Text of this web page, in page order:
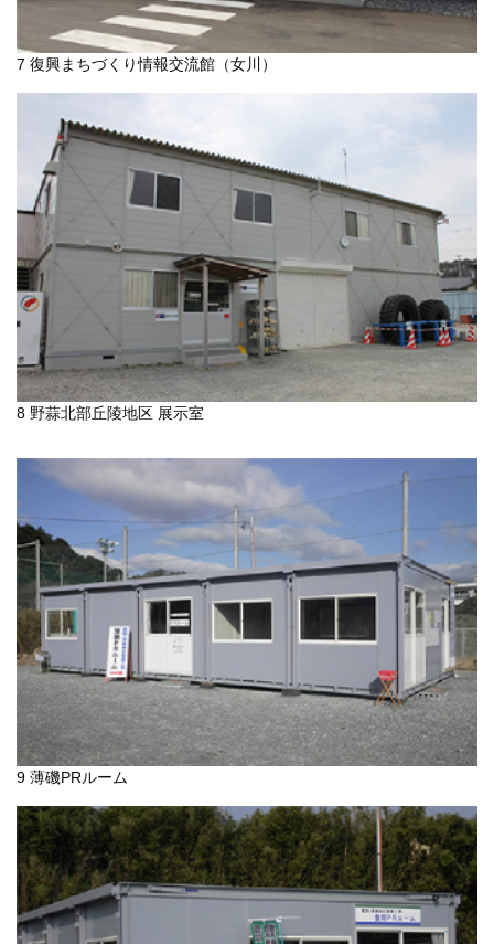
7 復興まちづくり情報交流館（女川）
8 野蒜北部丘陵地区 展示室
9 薄磯PRルーム